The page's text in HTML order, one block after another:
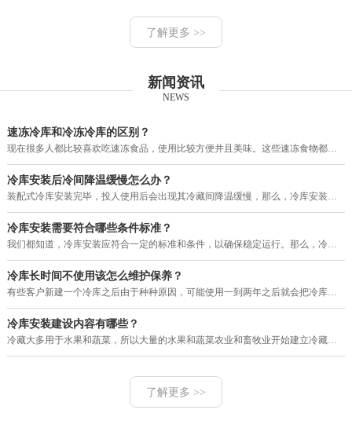
了解更多 >>
新闻资讯
NEWS
速冻冷库和冷冻冷库的区别？
现在很多人都比较喜欢吃速冻食品，使用比较方便并且美味。这些速冻食物都需要用冷库进行保存，目前市场上的冷库有速冻冷库和冷冻
冷库安装后冷间降温缓慢怎么办？
装配式冷库安装完毕，投人使用后会出现其冷藏间降温缓慢，那么，冷库安装后冷间降温缓慢怎么办？其大致故障原因和排除方法如下。
冷库安装需要符合哪些条件标准？
我们都知道，冷库安装应符合一定的标准和条件，以确保稳定运行。那么，冷库安装需要符合哪些条件标准？下面就由河南赛福特机电工
冷库长时间不使用该怎么维护保养？
有些客户新建一个冷库之后由于种种原因，可能使用一到两年之后就会把冷库暂停使用一段很长的时间，那么，我们的冷库长时间不使用
冷库安装建设内容有哪些？
冷藏大多用于水果和蔬菜，所以大量的水果和蔬菜农业和畜牧业开始建立冷藏。现在的冷库建设，设计理念多变，工艺也改进了很多，配
了解更多 >>